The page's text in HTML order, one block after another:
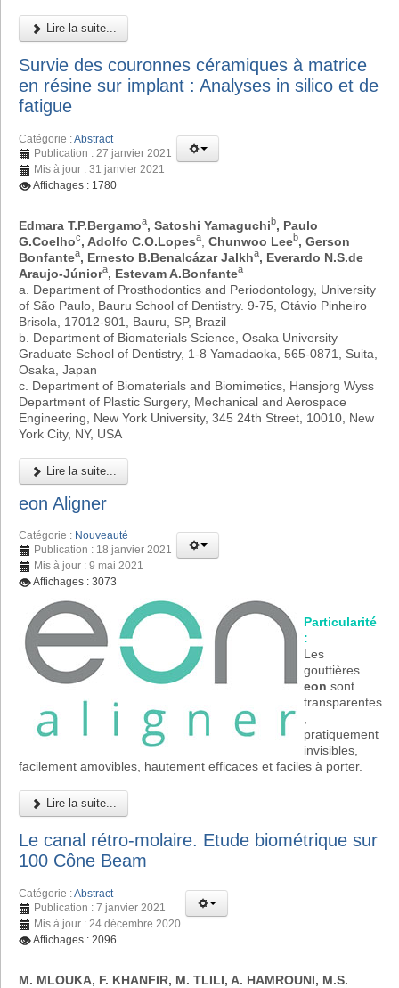
Lire la suite...
Survie des couronnes céramiques à matrice
en résine sur implant : Analyses in silico et de
fatigue
Catégorie :Abstract
Publication : 27 janvier 2021
Mis à jour : 31 janvier 2021
Affichages : 1780
Edmara T.P.Bergamoa, Satoshi Yamaguchib, Paulo
G.Coelhoc, Adolfo C.O.Lopesa Chunwoo Leeb, Gerson
Bonfantea, Ernesto B.Benalcázar Jalkha, Everardo N.S.de
Araujo-Júniora, Estevam A.Bonfantea
a. Department of Prosthodontics and Periodontology, University
of São Paulo, Bauru School of Dentistry. 9-75, Otávio Pinheiro
Brisola, 17012-901, Bauru, SP, Brazil
b. Department of Biomaterials Science, Osaka University
Graduate School of Dentistry, 1-8 Yamadaoka, 565-0871, Suita,
Osaka, Japan
c. Department of Biomaterials and Biomimetics, Hansjorg Wyss
Department of Plastic Surgery, Mechanical and Aerospace
Engineering, New York University, 345 24th Street, 10010, New
York City, NY, USA
Lire la suite...
eon Aligner
Catégorie : Nouveauté
Publication : 18 janvier 2021
Mis à jour : 9 mai 2021
Affichages : 3073
Particularité
:
Les
gouttières
eon sont
transparentes
,
pratiquement
invisibles,
facilement amovibles, hautement efficaces et faciles à porter.
Lire la suite...
Le canal rétro-molaire. Etude biométrique sur
100 Cône Beam
Catégorie :Abstract
Publication : 7 janvier 2021
Mis à jour : 24 décembre 2020
Affichages : 2096
M. MLOUKA, F. KHANFIR, M. TLILI, A. HAMROUNI, M.S.